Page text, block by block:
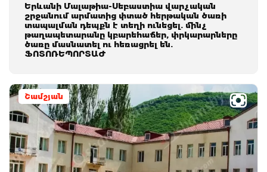
Երևանի Մալաթիա-Սեբաստիա վարչական
շրջանում արմատից փտած հերթական ծառի
տապալման դեպքն է տեղի ունեցել. մինչ
թաղապետարանը կբարեհաճեր, փրկարարները
ծառը մասնատել ու հեռացրել են.
ՖՈՏՈՌԵՊՈՐՏԱԺ
Շամշյան